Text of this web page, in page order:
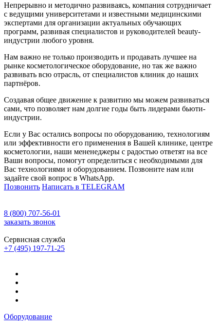
Непрерывно и методично развиваясь, компания сотрудничает
с ведущими университетами и известными медицинскими
экспертами для организации актуальных обучающих
программ, развивая специалистов и руководителей beauty-
индустрии любого уровня.
Нам важно не только производить и продавать лучшее на
рынке косметологическое оборудование, но так же важно
развивать всю отрасль, от специалистов клиник до наших
партнёров.
Создавая общее движение к развитию мы можем развиваться
сами, что позволяет нам долгие годы быть лидерами бьюти-
индустрии.
Если у Вас остались вопросы по оборудованию, технологиям
или эффективности его применения в Вашей клинике, центре
косметологии, наши мененеджеры с радостью ответят на все
Ваши вопросы, помогут определиться с необходимыми для
Вас технологиями и оборудованием. Позвоните нам или
задайте свой вопрос в WhatsApp.
Позвонить Написать в TELEGRAM
8 (800) 707-56-01
заказать звонок
Сервисная служба
+7 (495) 197-71-25
Оборудование